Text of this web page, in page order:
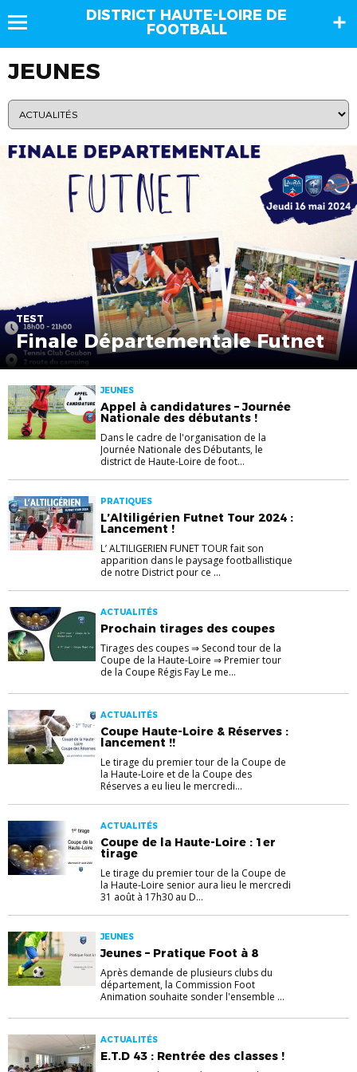
DISTRICT HAUTE-LOIRE DE
FOOTBALL
JEUNES
TEST
Finale Départementale Futnet
JEUNES
Appel à candidatures – Journée
Nationale des débutants !
Dans le cadre de l'organisation de la
Journée Nationale des Débutants, le
district de Haute-Loire de foot...
PRATIQUES
L’Altiligérien Futnet Tour 2024 :
Lancement !
L’ ALTILIGERIEN FUNET TOUR fait son
apparition dans le paysage footballistique
de notre District pour ce ...
ACTUALITÉS
Prochain tirages des coupes
Tirages des coupes ⇒ Second tour de la
Coupe de la Haute-Loire ⇒ Premier tour
de la Coupe Régis Fay Le me...
ACTUALITÉS
Coupe Haute-Loire & Réserves :
lancement !!
Le tirage du premier tour de la Coupe de
la Haute-Loire et de la Coupe des
Réserves a eu lieu le mercredi...
ACTUALITÉS
Coupe de la Haute-Loire : 1er
tirage
Le tirage du premier tour de la Coupe de
la Haute-Loire senior aura lieu le mercredi
31 août à 17h30 au D...
JEUNES
Jeunes – Pratique Foot à 8
Après demande de plusieurs clubs du
département, la Commission Foot
Animation souhaite sonder l'ensemble ...
ACTUALITÉS
E.T.D 43 : Rentrée des classes !